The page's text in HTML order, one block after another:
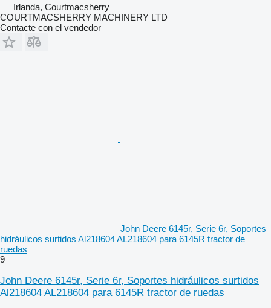
Irlanda, Courtmacsherry
COURTMACSHERRY MACHINERY LTD
Contacte con el vendedor
John Deere 6145r, Serie 6r, Soportes
hidráulicos surtidos Al218604 AL218604 para 6145R tractor de
ruedas
9
John Deere 6145r, Serie 6r, Soportes hidráulicos surtidos
Al218604 AL218604 para 6145R tractor de ruedas